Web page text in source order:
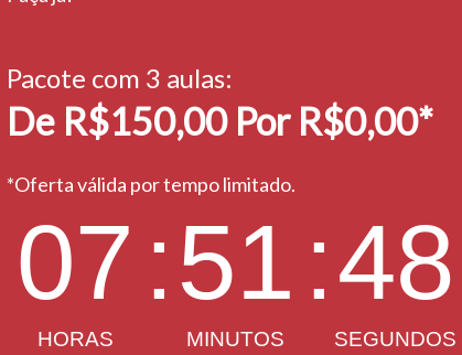
Pacote com 3 aulas:
De R$150,00 Por R$0,00*
*Oferta válida por tempo limitado.
07
HORAS
:51
MINUTOS
:47
SEGUNDOS